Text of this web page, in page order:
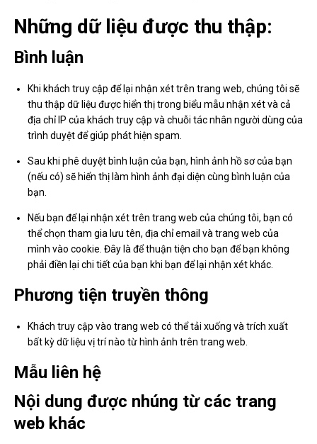
Những dữ liệu được thu thập:
Bình luận
Khi khách truy cập để lại nhận xét trên trang web, chúng tôi sẽ
thu thập dữ liệu được hiển thị trong biểu mẫu nhận xét và cả
địa chỉ IP của khách truy cập và chuỗi tác nhân người dùng của
trình duyệt để giúp phát hiện spam.
Sau khi phê duyệt bình luận của bạn, hình ảnh hồ sơ của bạn
(nếu có) sẽ hiển thị làm hình ảnh đại diện cùng bình luận của
bạn.
Nếu bạn để lại nhận xét trên trang web của chúng tôi, bạn có
thể chọn tham gia lưu tên, địa chỉ email và trang web của
mình vào cookie. Đây là để thuận tiện cho bạn để bạn không
phải điền lại chi tiết của bạn khi bạn để lại nhận xét khác.
Phương tiện truyền thông
Khách truy cập vào trang web có thể tải xuống và trích xuất
bất kỳ dữ liệu vị trí nào từ hình ảnh trên trang web.
Mẫu liên hệ
Nội dung được nhúng từ các trang
web khác